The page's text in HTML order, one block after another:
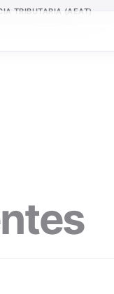
TRIBUTARIA (AEAT)